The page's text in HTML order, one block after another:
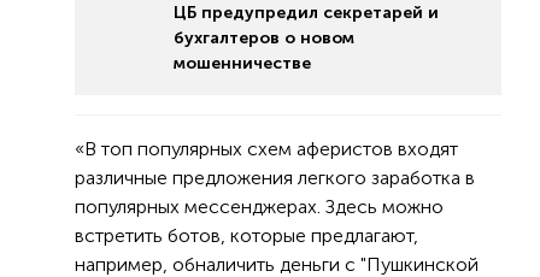
ЦБ предупредил секретарей и
бухгалтеров о новом
мошенничестве
«В топ популярных схем аферистов входят
различные предложения легкого заработка в
популярных мессенджерах. Здесь можно
встретить ботов, которые предлагают,
например, обналичить деньги с "Пушкинской